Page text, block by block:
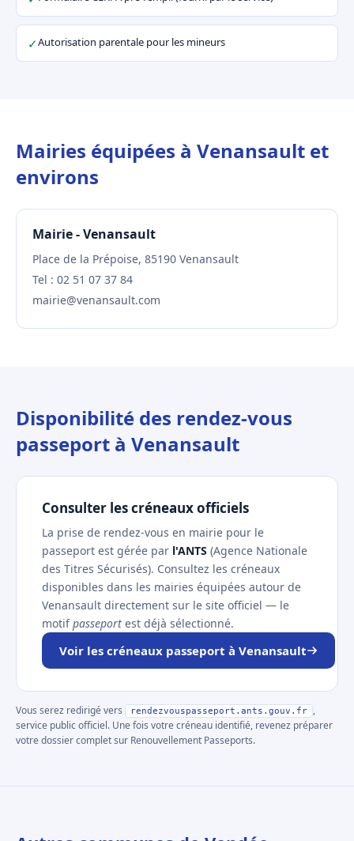
✓Autorisation parentale pour les mineurs
Mairies équipées à Venansault et
environs
Mairie - Venansault
Place de la Prépoise, 85190 Venansault
Tel : 02 51 07 37 84
mairie@venansault.com
Disponibilité des rendez-vous
passeport à Venansault
Consulter les créneaux officiels
La prise de rendez-vous en mairie pour le
passeport est gérée par l'ANTS (Agence Nationale
des Titres Sécurisés). Consultez les créneaux
disponibles dans les mairies équipées autour de
Venansault directement sur le site officiel — le
motifpasseport est déjà sélectionné.
Voir les créneaux passeport à Venansault
Vous serez redirigé vers rendezvouspasseport.ants.gouv.fr
,
service public officiel. Une fois votre créneau identifié, revenez préparer
votre dossier complet sur Renouvellement Passeports.